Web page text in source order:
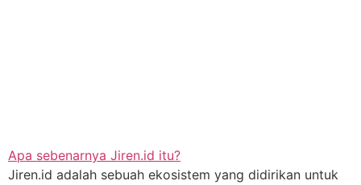
Apa sebenarnya Jiren.id itu?
Jiren.id adalah sebuah ekosistem yang didirikan untuk